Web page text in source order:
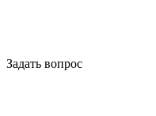
Задать вопрос